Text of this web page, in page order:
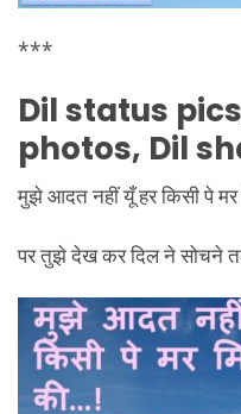
***
Dil status
photos, Dil
मुझे आदत नहीं यूँ हर किसी पे
पर तुझे देख कर दिल ने सोचने